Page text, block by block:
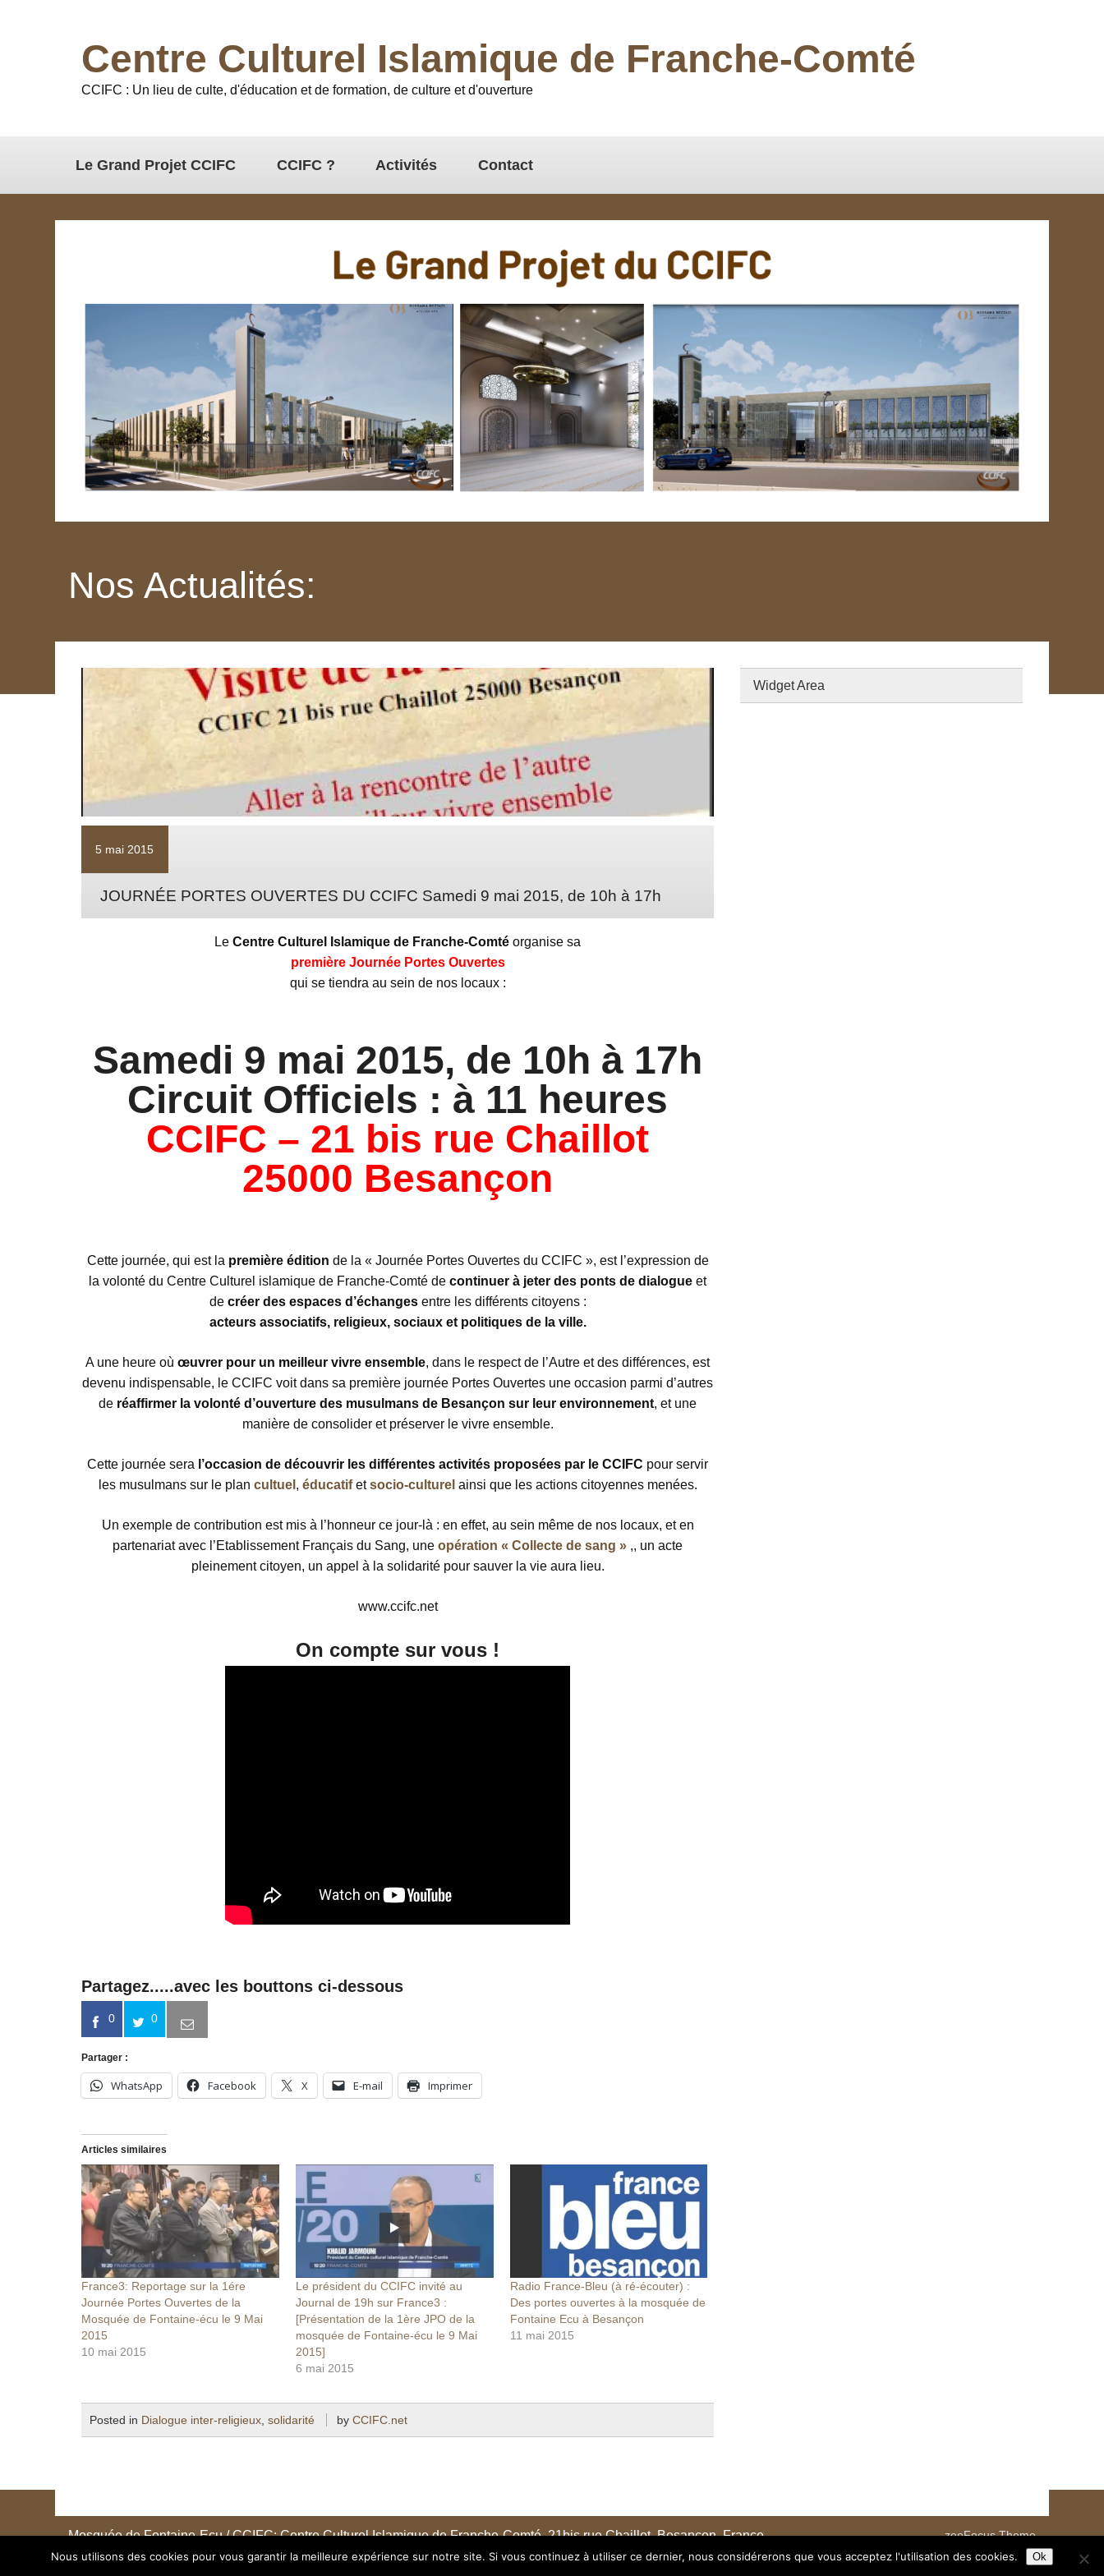
Centre Culturel Islamique de Franche-Comté
CCIFC : Un lieu de culte, d'éducation et de formation, de culture et d'ouverture
Le Grand Projet CCIFC CCIFC ? Activités Contact
Nos Actualités:
5 mai 2015
JOURNÉE PORTES OUVERTES DU CCIFC Samedi 9 mai 2015, de 10h à 17h
Le Centre Culturel Islamique de Franche-Comté organise sa
première Journée Portes Ouvertes
qui se tiendra au sein de nos locaux :
Samedi 9 mai 2015, de 10h à 17h
Circuit Officiels : à 11 heures
CCIFC – 21 bis rue Chaillot
25000 Besançon
Cette journée, qui est la première édition de la « Journée Portes Ouvertes du CCIFC », est l’expression de
la volonté du Centre Culturel islamique de Franche-Comté decontinuer à jeter des ponts de dialogue et
de créer des espaces d’échangesentre les différents citoyens :
acteurs associatifs, religieux, sociaux et politiques de la ville.
A une heure oùœuvrer pour un meilleur vivre ensemble, dans le respect de l’Autre et des différences, est
devenu indispensable, le CCIFC voit dans sa première journée Portes Ouvertes une occasion parmi d’autres
de réaffirmer la volonté d’ouverture des musulmans de Besançon sur leur environnement, et une
manière de consolider et préserver le vivre ensemble.
Cette journée sera l’occasion de découvrir les différentes activités proposées par le CCIFC pour servir
les musulmans sur le plan cultuel , éducatif etsocio-culturel ainsi que les actions citoyennes menées.
Un exemple de contribution est mis à l’honneur ce jour-là : en effet, au sein même de nos locaux, et en
partenariat avec l’Etablissement Français du Sang, uneopération « Collecte de sang » ,, un acte
pleinement citoyen, un appel à la solidarité pour sauver la vie aura lieu.
www.ccifc.net
On compte sur vous !
Partagez.....avec les bouttons ci-dessous
0 0
Partager :
WhatsApp Facebook X E-mail Imprimer
Articles similaires
France3: Reportage sur la 1ére
Journée Portes Ouvertes de la
Mosquée de Fontaine-écu le 9 Mai
2015
10 mai 2015
Le président du CCIFC invité au
Journal de 19h sur France3 :
[Présentation de la 1ère JPO de la
mosquée de Fontaine-écu le 9 Mai
2015]
6 mai 2015
Radio France-Bleu (à ré-écouter) :
Des portes ouvertes à la mosquée de
Fontaine Ecu à Besançon
11 mai 2015
Posted in Dialogue inter-religieux ,solidarité by CCIFC.net
Widget Area
Mosquée de Fontaine-Ecu / CCIFC: Centre Culturel Islamique de Franche-Comté. 21bis rue Chaillot, Besançon, France
zeeFocus Theme
Nous utilisons des cookies pour vous garantir la meilleure expérience sur notre site. Si vous continuez à utiliser ce dernier, nous considérerons que vous acceptez l'utilisation des cookies.
Ok